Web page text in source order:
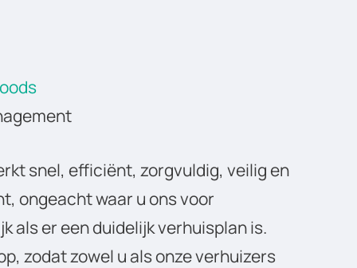
snel, efficiënt, zorgvuldig, veilig en
ongeacht waar u ons voor
als er een duidelijk verhuisplan is.
zodat zowel u als onze verhuizers